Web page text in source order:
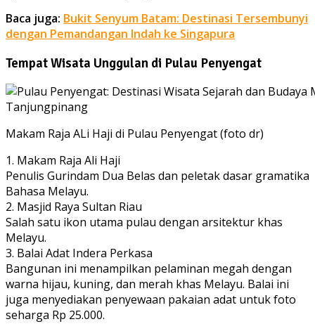
Baca juga: Bukit Senyum Batam: Destinasi Tersembunyi
dengan Pemandangan Indah ke Singapura
Tempat Wisata Unggulan di Pulau Penyengat
Makam Raja ALi Haji di Pulau Penyengat (foto dr)
1. Makam Raja Ali Haji
Penulis Gurindam Dua Belas dan peletak dasar gramatika
Bahasa Melayu.
2. Masjid Raya Sultan Riau
Salah satu ikon utama pulau dengan arsitektur khas
Melayu.
3. Balai Adat Indera Perkasa
Bangunan ini menampilkan pelaminan megah dengan
warna hijau, kuning, dan merah khas Melayu. Balai ini
juga menyediakan penyewaan pakaian adat untuk foto
seharga Rp 25.000.